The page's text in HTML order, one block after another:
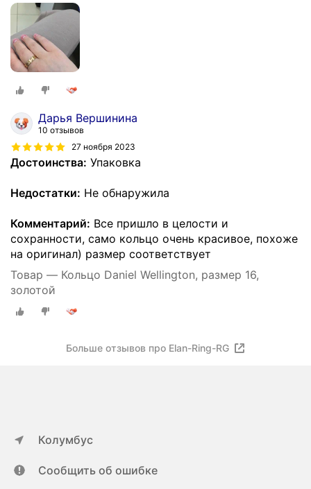
Дарья Вершинина
10 отзывов
27 ноября 2023
Достоинства: Упаковка
Недостатки: Не обнаружила
Комментарий: Все пришло в целости и
сохранности, само кольцо очень красивое, похоже
на оригинал) размер соответствует
Товар — Кольцо Daniel Wellington, размер 16,
золотой
Больше отзывов про Elan-Ring-RG
Колумбус
Сообщить об ошибке